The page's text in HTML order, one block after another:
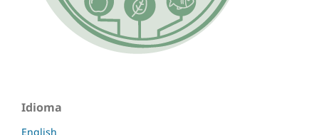
Idioma
English